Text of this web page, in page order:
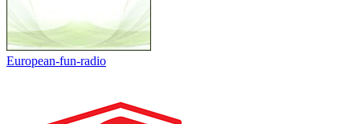
European-fun-radio